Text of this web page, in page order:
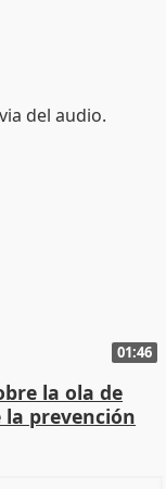
01:46
la ola de
prevención